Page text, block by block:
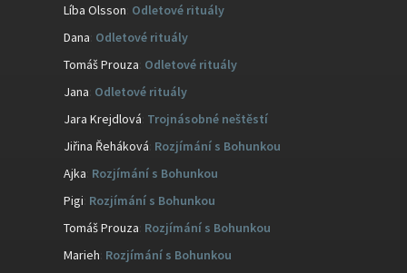
Líba Olsson Odletové rituály
Dana Odletové rituály
Tomáš Prouza Odletové rituály
Jana Odletové rituály
Jara Krejdlová Trojnásobné neštěstí
Jiřina Řeháková Rozjímání s Bohunkou
Ajka Rozjímání s Bohunkou
Pigi Rozjímání s Bohunkou
Tomáš Prouza Rozjímání s Bohunkou
Marieh Rozjímání s Bohunkou